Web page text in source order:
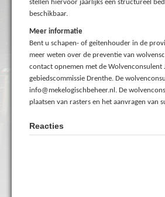
stellen hiervoor jaarlijks een structureel
beschikbaar.
Meer informatie
Bent u schapen- of geitenhouder in de
meer weten over de preventie van
contact opnemen met de Wolvenconsulent
gebiedscommissie Drenthe. De
info@mekelogischbeheer.nl. De
plaatsen van rasters en het aanvragen van
Reacties